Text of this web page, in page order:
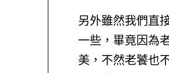
另外雖然我們直
一些，畢竟因為
美，不然老饕也